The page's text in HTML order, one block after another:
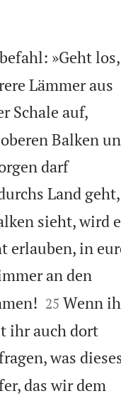
»Geht los,
Lämmer aus
Schale auf,
Balken
darf
Land geht,
sieht, wird
erlauben, in
an den

25 Wenn
ihr auch dort
was
das wir dem